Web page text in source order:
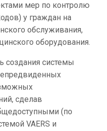
мер по контролю
у граждан на
обслуживания,
оборудования.
создания системы
сделав
(по
VAERS и